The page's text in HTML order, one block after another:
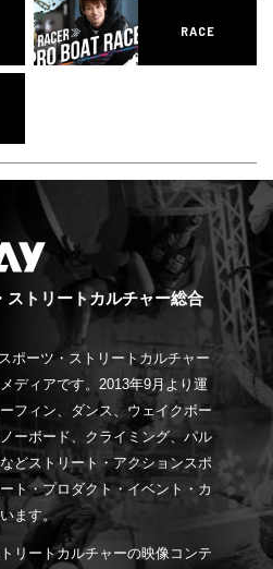
RACE
ストリートカルチャー総合
ポーツ・ストリートカルチャー
ディアです。2013年9月より運
フィン、ダンス、ウェイクボー
ーボード、クライミング、パル
どストリート・アクションスポ
ト・プロダクト・イベント・カ
ます。
リートカルチャーの映像コンテ